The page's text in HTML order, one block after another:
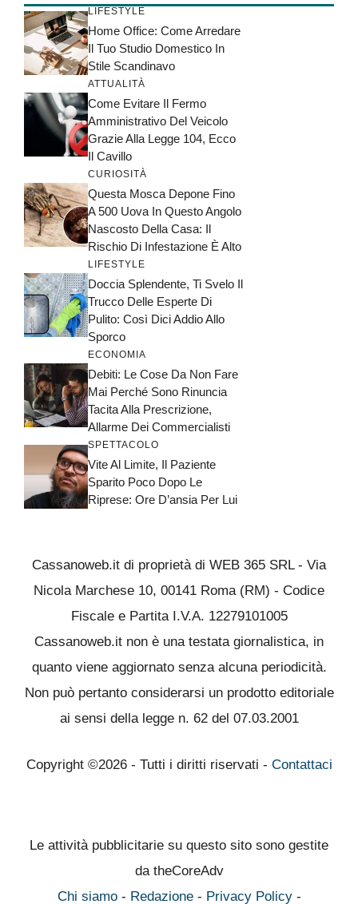
LIFESTYLE
Home Office: Come Arredare
Il Tuo Studio Domestico In
Stile Scandinavo
ATTUALITÀ
Come Evitare Il Fermo
Amministrativo Del Veicolo
Grazie Alla Legge 104, Ecco
Il Cavillo
CURIOSITÀ
Questa Mosca Depone Fino
A 500 Uova In Questo Angolo
Nascosto Della Casa: Il
Rischio Di Infestazione È Alto
LIFESTYLE
Doccia Splendente, Ti Svelo Il
Trucco Delle Esperte Di
Pulito: Così Dici Addio Allo
Sporco
ECONOMIA
Debiti: Le Cose Da Non Fare
Mai Perché Sono Rinuncia
Tacita Alla Prescrizione,
Allarme Dei Commercialisti
SPETTACOLO
Vite Al Limite, Il Paziente
Sparito Poco Dopo Le
Riprese: Ore D’ansia Per Lui
Cassanoweb.it di proprietà di WEB 365 SRL - Via
Nicola Marchese 10, 00141 Roma (RM) - Codice
Fiscale e Partita I.V.A. 12279101005
Cassanoweb.it non è una testata giornalistica, in
quanto viene aggiornato senza alcuna periodicità.
Non può pertanto considerarsi un prodotto editoriale
ai sensi della legge n. 62 del 07.03.2001
Copyright ©2026 - Tutti i diritti riservati - Contattaci
Le attività pubblicitarie su questo sito sono gestite
da theCoreAdv
Chi siamo- Redazione- Privacy Policy-